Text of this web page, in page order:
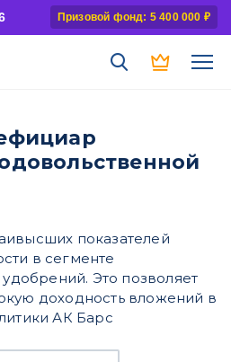
Призовой фонд: 5 400 000 ₽
показателей
в сегменте
Это позволяет
доходность вложений в
АК Барс